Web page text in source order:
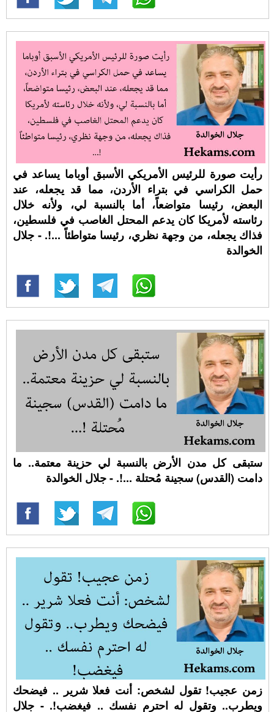
رأيت صورة للرئيس الأمريكي الأسبق أوباما يساعد في
حمل الكراسي في بتراء الأردن، مما قد يجعله، عند
البعض، رئيسا متواضعاً، أما بالنسبة لي، ولأنه خلال
رئاسته لأمريكا كان يدعم المحتل الغاصب في فلسطين،
فذاك يجعله، من وجهة نظري، رئيسا متواطئاً ...!. - جلال
الخوالدة
ستبقى كل مدن الأرض بالنسبة لي حزينة معتمة.. ما
دامت (القدس) سجينة مُحتلة ...!. - جلال الخوالدة
زمن عجيب! تقول لشخص: أنت فعلا شرير .. فيضحك
ويطرب.. وتقول له احترم نفسك .. فيغضب!. - جلال